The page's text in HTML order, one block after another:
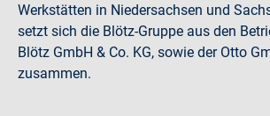
Werkstätten in Niedersachsen und
setzt sich die Blötz-Gruppe aus den
Blötz GmbH & Co. KG, sowie der Otto
zusammen.